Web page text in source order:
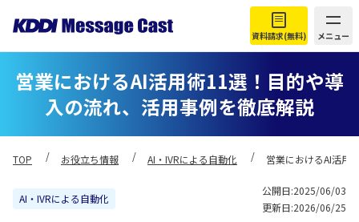
資料請求(無料) メニュー
営業におけるAI活用術11選！目的や導
入の流れ、活用事例を徹底解説
TOP お役立ち情報 AI・IVRによる自動化 営業におけるAI活用
AI・IVRによる自動化
公開日:2025/06/03
更新日:2026/06/25